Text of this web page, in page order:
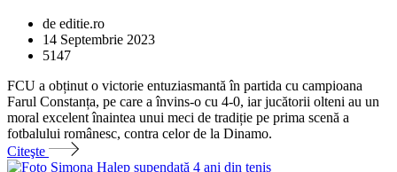
de editie.ro
14 Septembrie 2023
5147
FCU a obținut o victorie entuziasmantă în partida cu campioana
Farul Constanța, pe care a învins-o cu 4-0, iar jucătorii olteni au un
moral excelent înaintea unui meci de tradiție pe prima scenă a
fotbalului românesc, contra celor de la Dinamo.
Citeşte